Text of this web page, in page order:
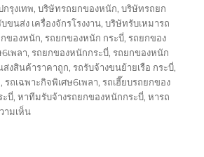
รุงเทพ,บริษัทรถยกของหนัก,บริษัทรถยก
ขนส่ง เครื่องจักรโรงงาน,บริษัทรับเหมารถ
ของหนัก,รถยกของหนัก กระบี่,รถยกของ
เพลา,รถยกของหนักกระบี่,รถยกของหนัก
ส่งสินค้าราคาถูก,รถรับจ้างขนย้ายเรือ กระบี่,
,รถเฉพาะกิจพิเศษ6เพลา,รถเฮี๊ยบรถยกของ
ะบี่,หาทีมรับจ้างรถยกของหนักกระบี่,หารถ
ามเห็นบน